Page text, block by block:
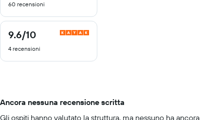
10
60 recensioni
9.6/10
9.6
10
4 recensioni
Ancora nessuna recensione scritta
Gli ospiti hanno valutato la struttura, ma nessuno ha ancora